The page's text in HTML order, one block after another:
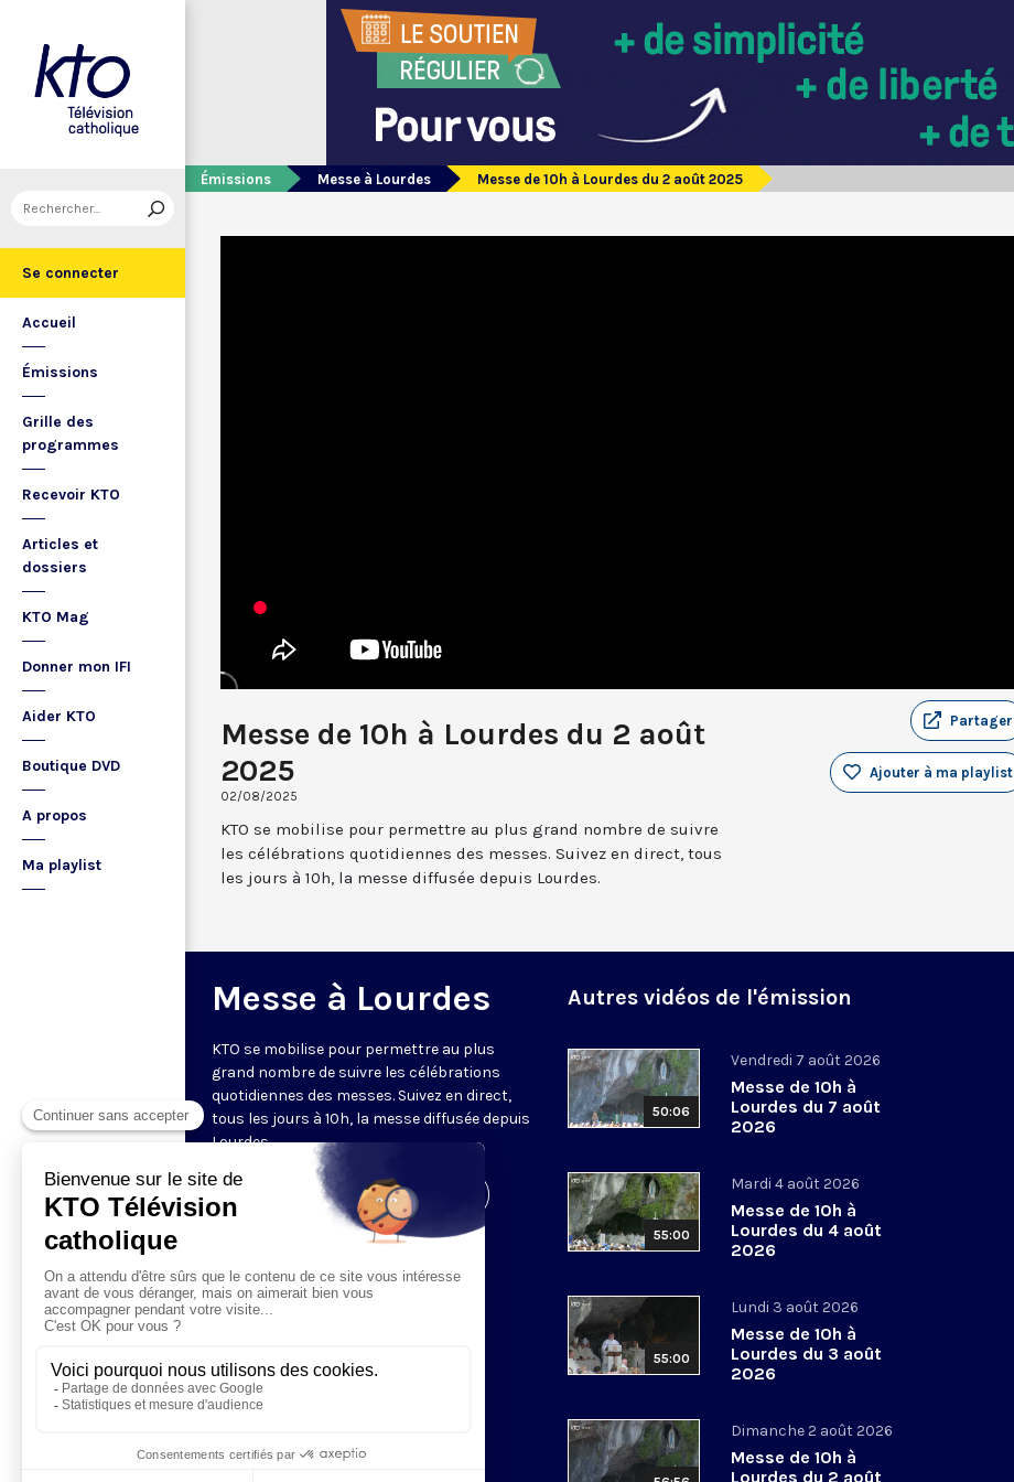
Se connecter
Accueil
Émissions
Grille des
programmes
Recevoir KTO
Articles et
dossiers
KTO Mag
Donner mon IFI
Aider KTO
Boutique DVD
A propos
Ma playlist
Émissions Messe à Lourdes Messe de 10h à Lourdes du 2 août 2025
Messe de 10h à Lourdes du 2 août
2025
02/08/2025
Partager
Ajouter à ma playlist
KTO se mobilise pour permettre au plus grand nombre de suivre
les célébrations quotidiennes des messes. Suivez en direct, tous
les jours à 10h, la messe diffusée depuis Lourdes.
Messe à Lourdes
KTO se mobilise pour permettre au plus
grand nombre de suivre les célébrations
quotidiennes des messes. Suivez en direct,
tous les jours à 10h, la messe diffusée depuis
Lourdes.
Visiter la page de l'émission
Autres vidéos de l'émission
50:06
Vendredi 7 août 2026
Messe de 10h à
Lourdes du 7 août
2026
55:00
Mardi 4 août 2026
Messe de 10h à
Lourdes du 4 août
2026
55:00
Lundi 3 août 2026
Messe de 10h à
Lourdes du 3 août
2026
Dimanche 2 août 2026
Messe de 10h à
Lourdes du 2 août